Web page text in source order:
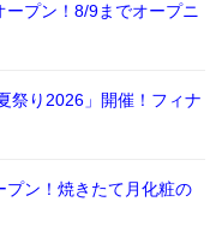
プン！8/9までオープニ
祭り2026」開催！フィナ
ン！焼きたて月化粧の